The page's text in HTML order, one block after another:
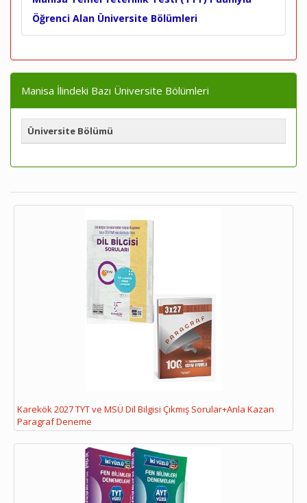
Öğrenci Alan Üniversite Bölümleri
Manisa İlindeki Bazı Üniversite Bölümleri
Üniversite Bölümü
Karekök 2027 TYT ve MSÜ Dil Bilgisi Çıkmış Sorular+Anla Kazan
Paragraf Deneme